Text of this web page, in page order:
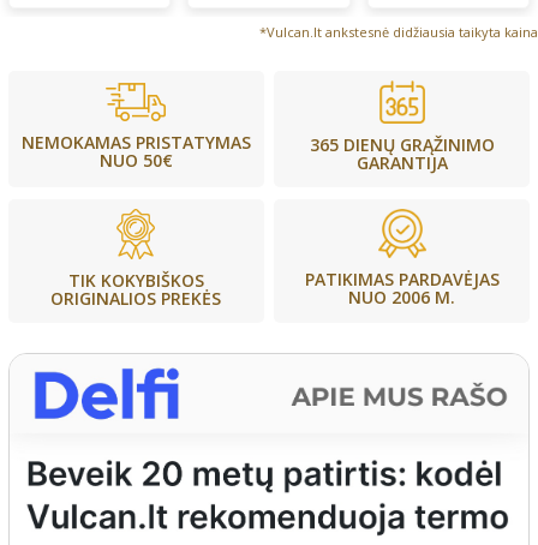
*Vulcan.lt ankstesnė didžiausia taikyta kaina
NEMOKAMAS PRISTATYMAS
NUO 50€
365 DIENŲ GRĄŽINIMO
GARANTIJA
TIK KOKYBIŠKOS
ORIGINALIOS PREKĖS
PATIKIMAS PARDAVĖJAS
NUO 2006 M.